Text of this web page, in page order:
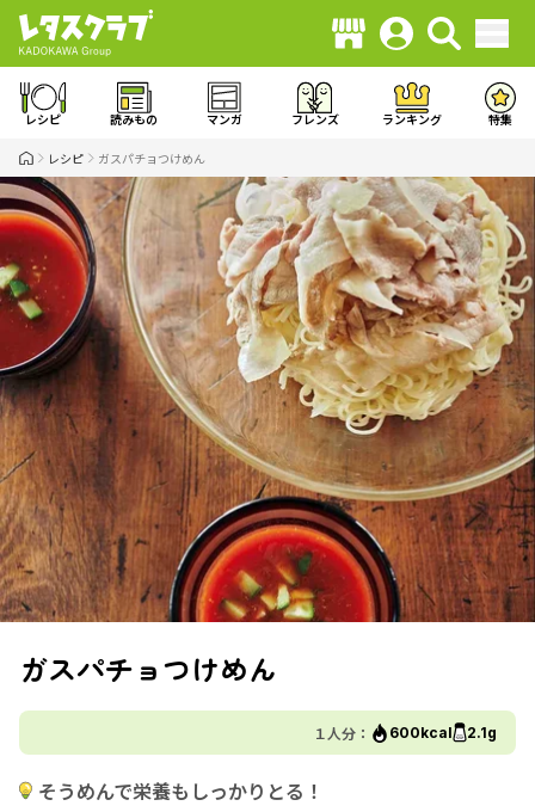
レシピ 読みもの マンガ フレンズ ランキング 特集
レシピ ガスパチョつけめん
ガスパチョつけめん
１人分： 600kcal 2.1g
そうめんで栄養もしっかりとる！